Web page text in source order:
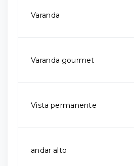
Varanda
Varanda gourmet
Vista permanente
andar alto